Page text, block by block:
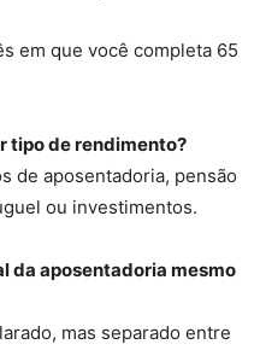
em que você completa 65
tipo de rendimento?
de aposentadoria, pensão
ou investimentos.
da aposentadoria mesmo
mas separado entre